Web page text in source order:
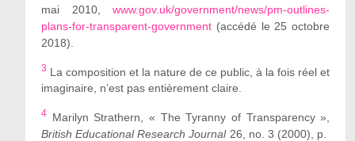
mai 2010,www.gov.uk/government/news/pm-outlines-
plans-for-transparent-government(accédé le 25 octobre
2018).
3 La composition et la nature de ce public, à la fois réel et
imaginaire, n’est pas entièrement claire.
4Marilyn Strathern, « The Tyranny of Transparency »,
British Educational Research Journal26, no. 3 (2000), p.